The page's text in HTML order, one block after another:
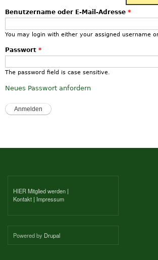
Benutzername oder E-Mail-Adresse *
You may login with either your assigned username
Passwort *
The password field is case sensitive.
Neues Passwort anfordern
HIER Mitglied werden |
Kontakt | Impressum
Powered by Drupal